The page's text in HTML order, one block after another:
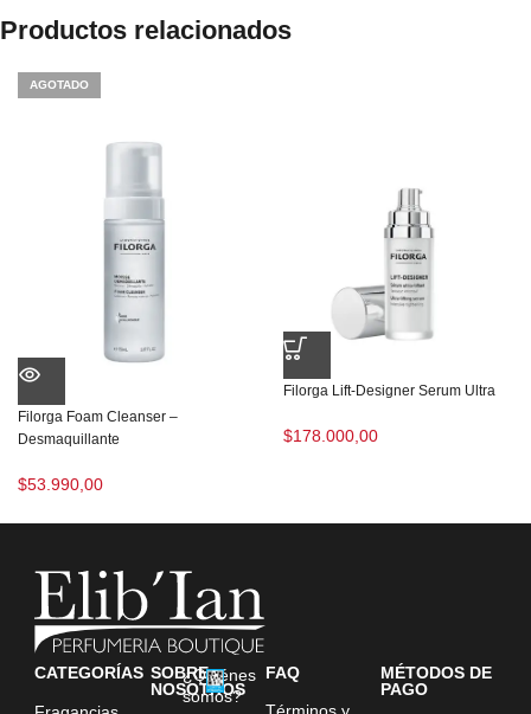
Productos relacionados
AGOTADO
Filorga Foam Cleanser –
Desmaquillante
$53.990,00
Filorga Lift-Designer Serum Ultra
$178.000,00
CATEGORÍAS SOBRE
NOSOTROS
¿Quiénes
somos?
FAQ
MÉTODOS DE
PAGO